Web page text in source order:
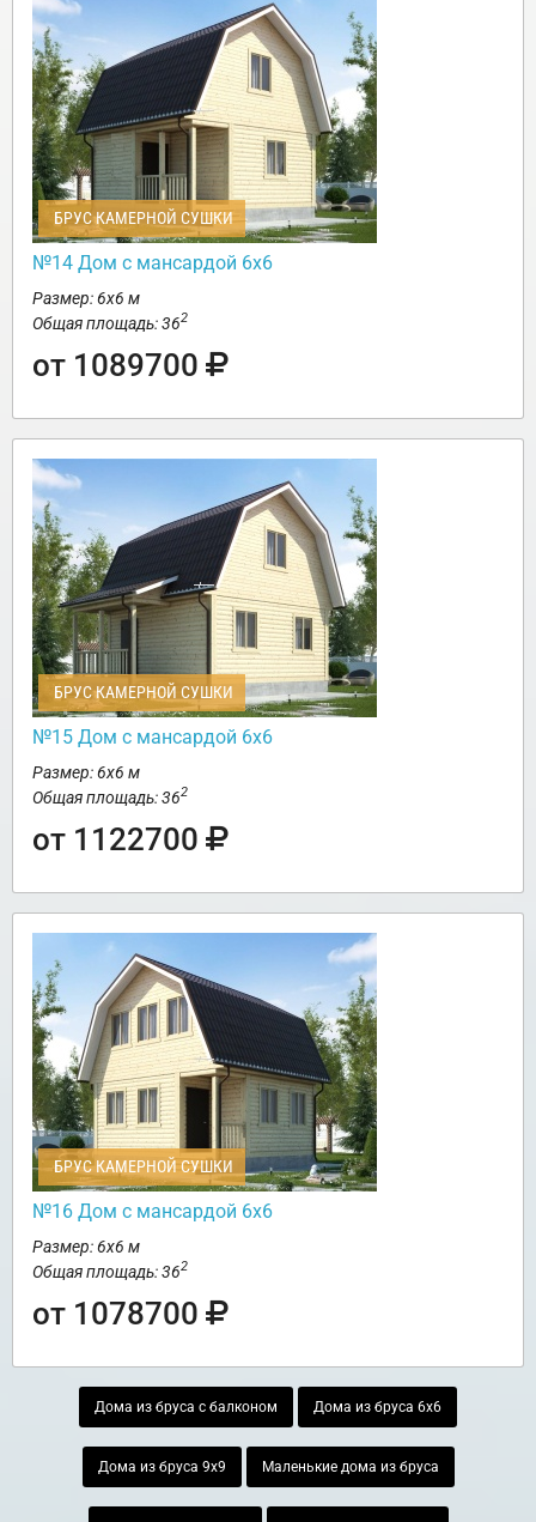
БРУС КАМЕРНОЙ СУШКИ
№14 Дом с мансардой 6х6
Размер: 6х6 м
Общая площадь: 362
от 1089700
БРУС КАМЕРНОЙ СУШКИ
№15 Дом с мансардой 6х6
Размер: 6х6 м
Общая площадь: 362
от 1122700
БРУС КАМЕРНОЙ СУШКИ
№16 Дом с мансардой 6х6
Размер: 6х6 м
Общая площадь: 362
от 1078700
Дома из бруса с балконом Дома из бруса 6х6
Дома из бруса 9х9 Маленькие дома из бруса